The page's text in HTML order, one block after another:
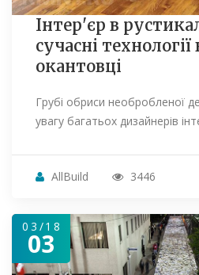
Інтер'єр в
сучасні
окантовці
Грубі обриси необробленої
увагу багатьох дизайнерів
AllBuild 3446
03/18
03